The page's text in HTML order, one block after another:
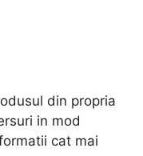
din propria
in mod
cat mai